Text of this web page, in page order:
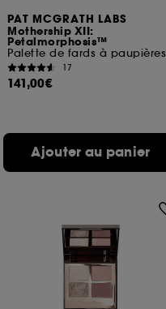
PAT MCGRATH LABS
Mothership XII:
Petalmorphosis™
Palette de fards à paupières
17
141,00€
Ajouter au panier